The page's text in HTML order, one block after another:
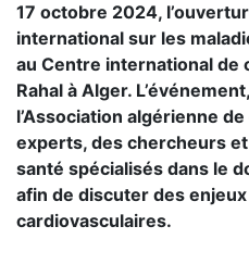
17 octobre 2024,
international sur les
au Centre international de
Rahal à Alger.
l’Association algérienne
experts, des chercheurs
santé spécialisés dans le
afin de discuter des
cardiovasculaires.